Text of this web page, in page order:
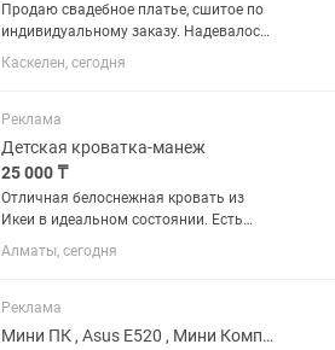
Продаю свадебное платье, сшитое по
индивидуальному заказу. Надевалось
один раз, после свадьбы бережно
хранится. 💎 Стоимость пошива — 300
Размер: 48–50 🤍 Рост:...
Каскелен, сегодня
Реклама
Детская кроватка-манеж
25 000 ₸
Отличная белоснежная кровать из
Икеи в идеальном состоянии. Есть
матрас и подушки. От рождения до 4х
Алматы, сегодня
Реклама
Мини ПК , Asus E520 , Мини Компьютер 16Gb , Ssd , Mini PC Mini ПК